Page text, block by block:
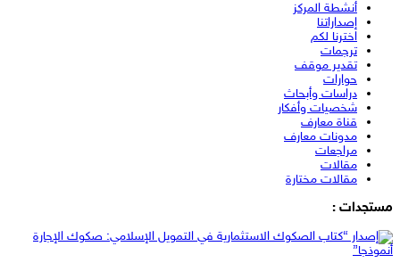
أنشطة المركز
إصداراتنا
اخترنا لكم
ترجمات
تقدير موقف
حوارات
دراسات وأبحاث
شخصيات وأفكار
قناة معارف
مدونات معارف
مراجعات
مقالات
مقالات مختارة
مستجدات :